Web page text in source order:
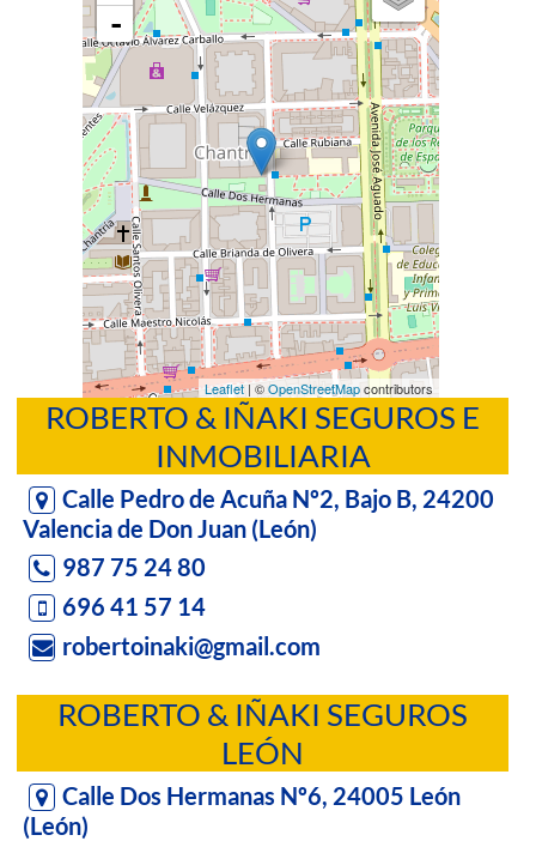
-
Leaflet| ©OpenStreetMapcontributors
ROBERTO & IÑAKI SEGUROS E
INMOBILIARIA
Calle Pedro de Acuña Nº2, Bajo B, 24200
Valencia de Don Juan (León)
987 75 24 80
696 41 57 14
robertoinaki@gmail.com
ROBERTO & IÑAKI SEGUROS
LEÓN
Calle Dos Hermanas Nº6, 24005 León
(León)